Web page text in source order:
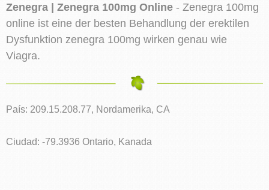
Zenegra | Zenegra 100mg Online - Zenegra 100mg
online ist eine der besten Behandlung der erektilen
Dysfunktion zenegra 100mg wirken genau wie
Viagra.
País: 209.15.208.77, Nordamerika, CA
Ciudad: -79.3936 Ontario, Kanada